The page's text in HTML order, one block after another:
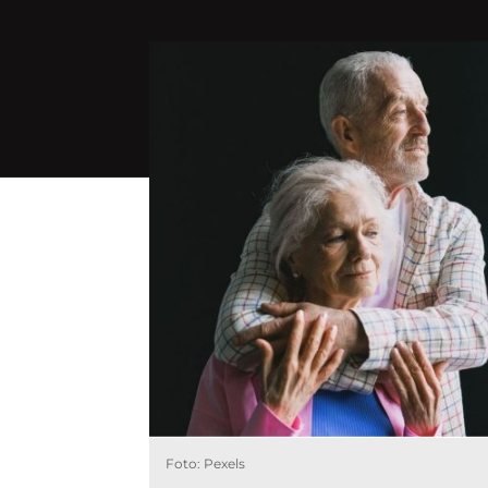
Foto: Pexels